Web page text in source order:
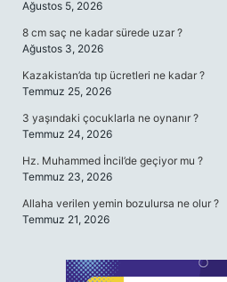
Ağustos 5, 2026
8 cm saç ne kadar sürede uzar ?
Ağustos 3, 2026
Kazakistan’da tıp ücretleri ne kadar ?
Temmuz 25, 2026
3 yaşındaki çocuklarla ne oynanır ?
Temmuz 24, 2026
Hz. Muhammed İncil’de geçiyor mu ?
Temmuz 23, 2026
Allaha verilen yemin bozulursa ne olur ?
Temmuz 21, 2026